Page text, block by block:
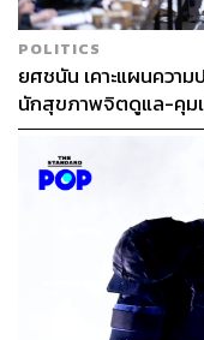
POLITICS
ยศชนัน เคาะแผนควา
นักสุขภาพจิตดูแล-คุม